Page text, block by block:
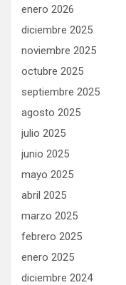
enero 2026
diciembre 2025
noviembre 2025
octubre 2025
septiembre 2025
agosto 2025
julio 2025
junio 2025
mayo 2025
abril 2025
marzo 2025
febrero 2025
enero 2025
diciembre 2024